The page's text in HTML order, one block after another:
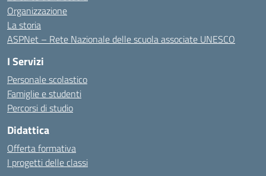
Organizzazione
La storia
ASPNet – Rete Nazionale delle scuola associate UNESCO
I Servizi
Personale scolastico
Famiglie e studenti
Percorsi di studio
Didattica
Offerta formativa
I progetti delle classi